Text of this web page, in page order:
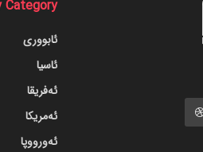
Category
ئابووری
ئاسیا
ئەفریقا
ئەمریکا
ئەورووپا